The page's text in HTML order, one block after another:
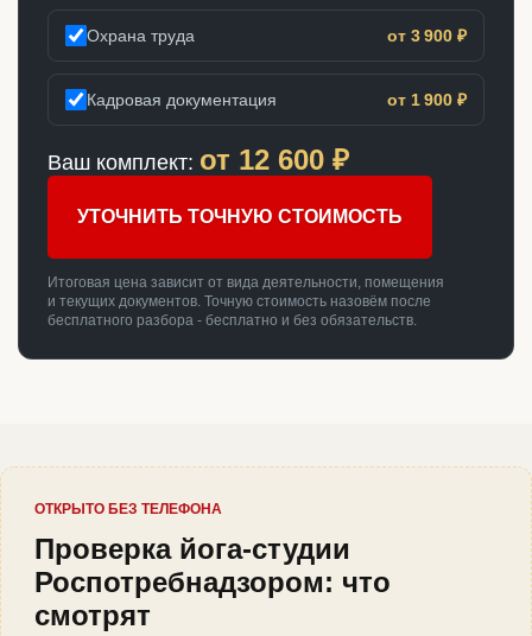
Охрана труда от 3 900 ₽
Кадровая документация от 1 900 ₽
Ваш комплект: от 12 600 ₽
УТОЧНИТЬ ТОЧНУЮ СТОИМОСТЬ
Итоговая цена зависит от вида деятельности, помещения
и текущих документов. Точную стоимость назовём после
бесплатного разбора - бесплатно и без обязательств.
ОТКРЫТО БЕЗ ТЕЛЕФОНА
Проверка йога-студии
Роспотребнадзором: что
смотрят